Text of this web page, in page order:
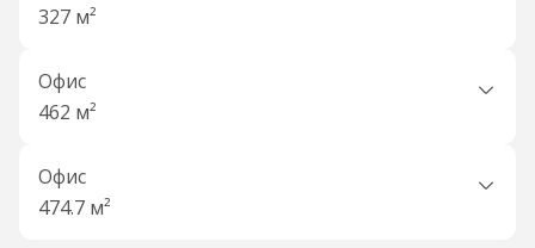
327 м²
Офис
462 м²
Офис
474.7 м²